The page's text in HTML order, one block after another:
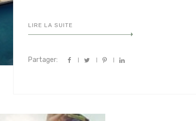
LIRE LA SUITE
Partager: